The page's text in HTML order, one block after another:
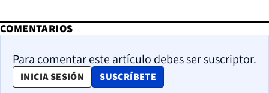
COMENTARIOS
Para comentar este artículo debes ser suscriptor.
INICIA SESIÓN SUSCRÍBETE
OPENS IN NEW WINDOW